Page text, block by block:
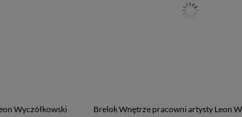
Wyczółkowski Brelok Wnętrze pracowni artysty Leon